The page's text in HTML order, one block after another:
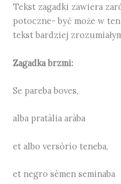
Tekst zagadki zawiera
potoczne- być może w
tekst bardziej
Zagadka brzmi:
Se pareba boves,
alba pratàlia aràba
et albo versòrio teneba,
et negro sèmen seminaba